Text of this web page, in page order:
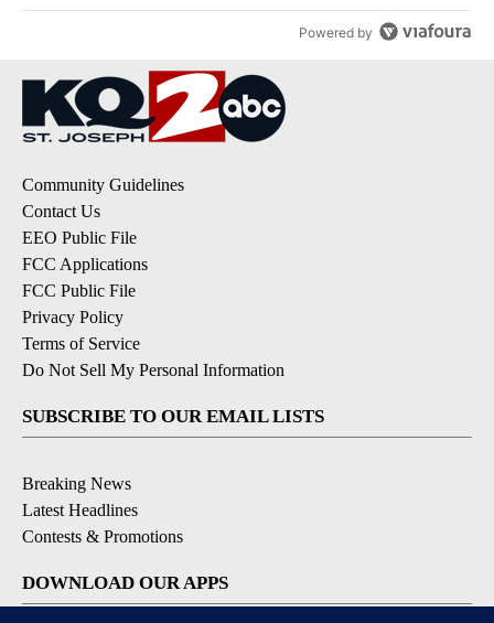
Powered by
Community Guidelines
Contact Us
EEO Public File
FCC Applications
FCC Public File
Privacy Policy
Terms of Service
Do Not Sell My Personal Information
SUBSCRIBE TO OUR EMAIL LISTS
Breaking News
Latest Headlines
Contests & Promotions
DOWNLOAD OUR APPS